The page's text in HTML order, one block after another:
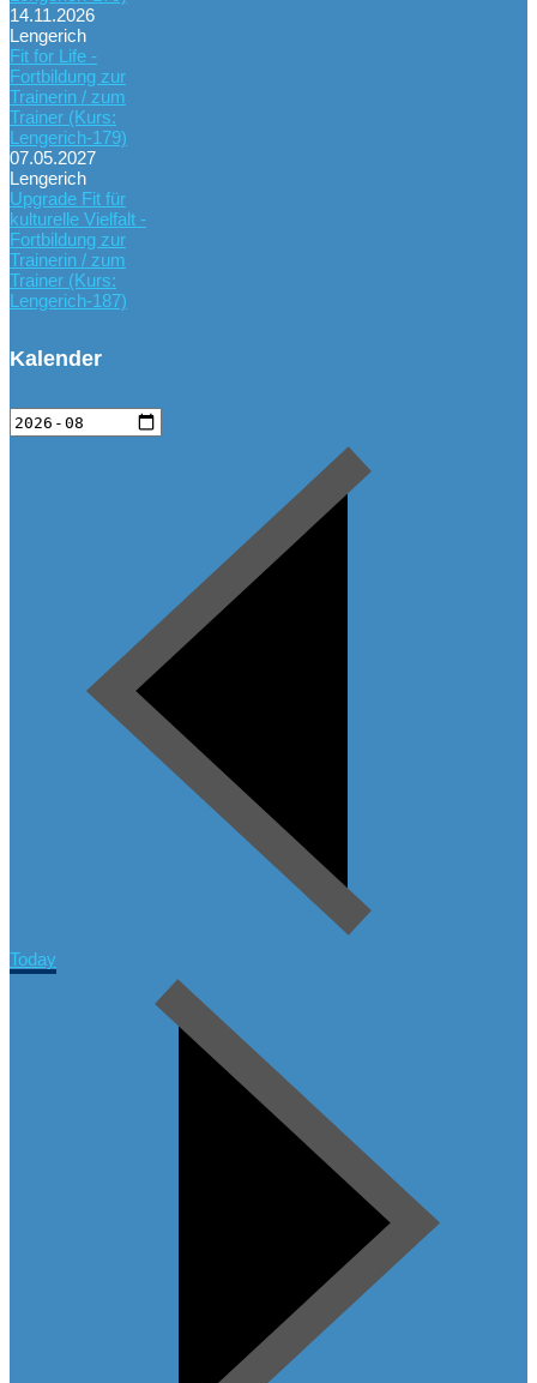
14.11.2026
Lengerich
Fit for Life -
Fortbildung zur
Trainerin / zum
Trainer (Kurs:
Lengerich-179)
07.05.2027
Lengerich
Upgrade Fit für
kulturelle Vielfalt -
Fortbildung zur
Trainerin / zum
Trainer (Kurs:
Lengerich-187)
Kalender
Today